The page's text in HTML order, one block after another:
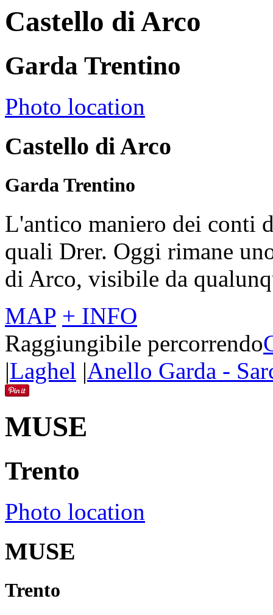
Castello di Arco
Garda Trentino
Photo location
Castello di Arco
Garda Trentino
L'antico maniero dei conti
quali Drer. Oggi rimane
di Arco, visibile da
MAP + INFO
Raggiungibile percorrendo
|Laghel |Anello Garda -
MUSE
Trento
Photo location
MUSE
Trento